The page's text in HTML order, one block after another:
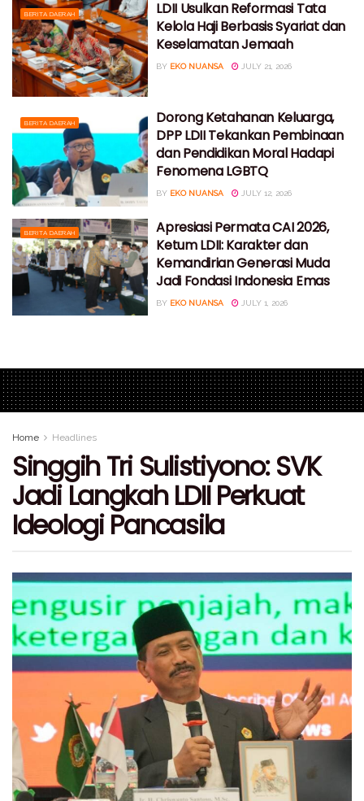
BERITA DAERAH
LDII Usulkan Reformasi Tata
Kelola Haji Berbasis Syariat dan
Keselamatan Jemaah
BY EKO NUANSA JULY 21, 2026
BERITA DAERAH
Dorong Ketahanan Keluarga,
DPP LDII Tekankan Pembinaan
dan Pendidikan Moral Hadapi
Fenomena LGBTQ
BY EKO NUANSA JULY 12, 2026
BERITA DAERAH
Apresiasi Permata CAI 2026,
Ketum LDII: Karakter dan
Kemandirian Generasi Muda
Jadi Fondasi Indonesia Emas
BY EKO NUANSA JULY 1, 2026
Home Headlines
Singgih Tri Sulistiyono: SVK
Jadi Langkah LDII Perkuat
Ideologi Pancasila